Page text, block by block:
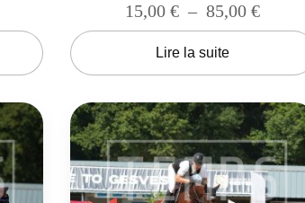
15,00€ – 85,00€
Lire la suite